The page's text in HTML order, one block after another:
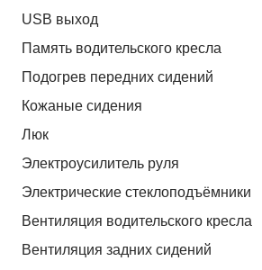
USB выход
Память водительского кресла
Подогрев передних сидений
Кожаные сидения
Люк
Электроусилитель руля
Электрические стеклоподъёмники
Вентиляция водительского кресла
Вентиляция задних сидений